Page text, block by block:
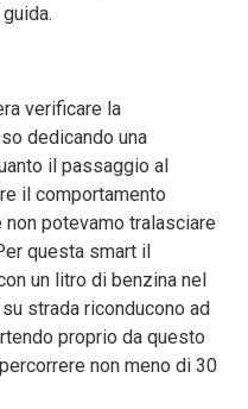
verificare la
dedicando una
il passaggio al
il comportamento
potevamo tralasciare
questa smart il
un litro di benzina nel
strada riconducono ad
proprio da questo
non meno di 30